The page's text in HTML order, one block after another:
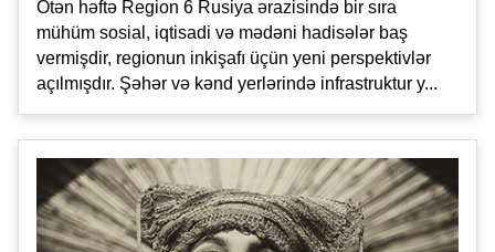
Ötən həftə Region 6 Rusiya ərazisində bir sıra
mühüm sosial, iqtisadi və mədəni hadisələr baş
vermişdir, regionun inkişafı üçün yeni perspektivlər
açılmışdır. Şəhər və kənd yerlərində infrastruktur y...